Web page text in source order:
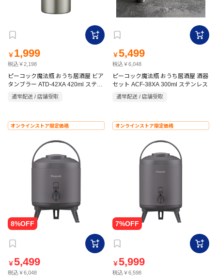
￥ 1,999
税込￥2,198
ピーコック魔法瓶 おうち居酒屋 ビア
タンブラー ATD-42XA 420ml ステン
レス
通常配送 / 店舗受取
￥5,499
税込￥6,048
ピーコック魔法瓶 おうち居酒屋 酒器
セット ACF-38XA 300ml ステンレス
通常配送 / 店舗受取
オンラインストア限定価格
￥5,499
税込￥6,048
オンラインストア限定価格
￥5,999
税込￥6,598